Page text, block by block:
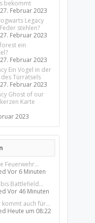
bekommt
27. Februar 2023
Legacy
stehlen?
27. Februar 2023
ein
27. Februar 2023
Ein Vogel in der
Türrätsels
27. Februar 2023
Ghost of our
Karte
2023
Feuerwehr...
Vor 6 Minuten
Battlefield...
Vor 46 Minuten
auch für...
Heute um 08:22